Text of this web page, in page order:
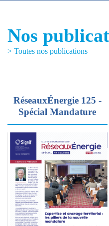
Nos
> Toutes nos publications
RéseauxÉnergie 125 -
Spécial Mandature